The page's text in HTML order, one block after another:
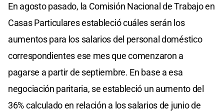
En agosto pasado, la Comisión Nacional de Trabajo en
Casas Particulares estableció cuáles serán los
aumentos para los salarios del personal doméstico
correspondientes ese mes que comenzaron a
pagarse a partir de septiembre. En base a esa
negociación paritaria, se estableció un aumento del
36% calculado en relación a los salarios de junio de